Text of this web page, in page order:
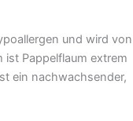
und wird von
ist Pappelflaum extrem
ein nachwachsender,